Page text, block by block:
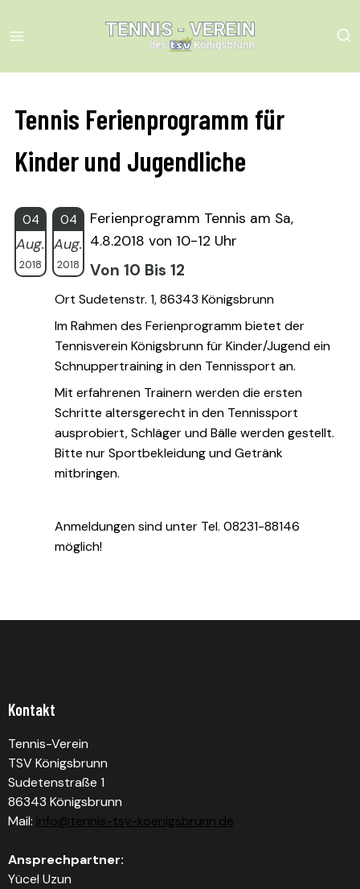
to
Tennis Ferienprogramm für
Kinder und Jugendliche
04
Aug.
2018
04
Aug.
2018
Ferienprogramm Tennis am Sa,
4.8.2018 von 10-12 Uhr
Von 10 Bis 12
Ort Sudetenstr. 1, 86343 Königsbrunn
Im Rahmen des Ferienprogramm bietet der
Tennisverein Königsbrunn für Kinder/Jugend ein
Schnuppertraining in den Tennissport an.
Mit erfahrenen Trainern werden die ersten
Schritte altersgerecht in den Tennissport
ausprobiert, Schläger und Bälle werden gestellt.
Bitte nur Sportbekleidung und Getränk
mitbringen.
Anmeldungen sind unter Tel. 08231-88146
möglich!
Kontakt
Tennis-Verein
TSV Königsbrunn
Sudetenstraße 1
86343 Königsbrunn
Mail: info@tennis-tsv-koenigsbrunn.de
Ansprechpartner:
Yücel Uzun